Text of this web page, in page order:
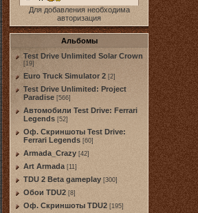
Для добавления необходима
авторизация
Альбомы
Test Drive Unlimited Solar Crown
[19]
Euro Truck Simulator 2 [2]
Test Drive Unlimited: Project
Paradise [566]
Автомобили Test Drive: Ferrari
Legends [52]
Оф. Скриншоты Test Drive:
Ferrari Legends [60]
Armada_Crazy [42]
Art Armada [11]
TDU 2 Beta gameplay [300]
Обои TDU2 [8]
Оф. Скриншоты TDU2 [195]